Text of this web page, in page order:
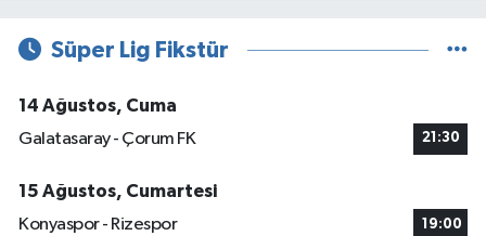
Süper Lig Fikstür
14 Ağustos, Cuma
Galatasaray - Çorum FK
21:30
15 Ağustos, Cumartesi
Konyaspor - Rizespor
19:00